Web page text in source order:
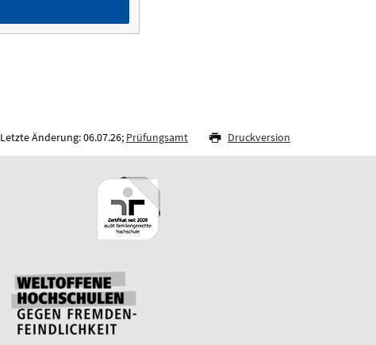
Letzte Änderung: 06.07.26; Prüfungsamt Druckversion